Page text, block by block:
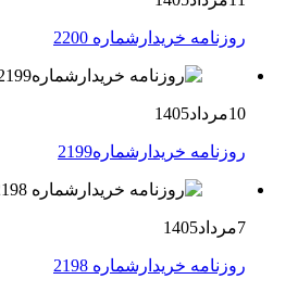
روزنامه خریدارشماره 2200
10مرداد1405
روزنامه خریدارشماره2199
7مرداد1405
روزنامه خریدارشماره 2198